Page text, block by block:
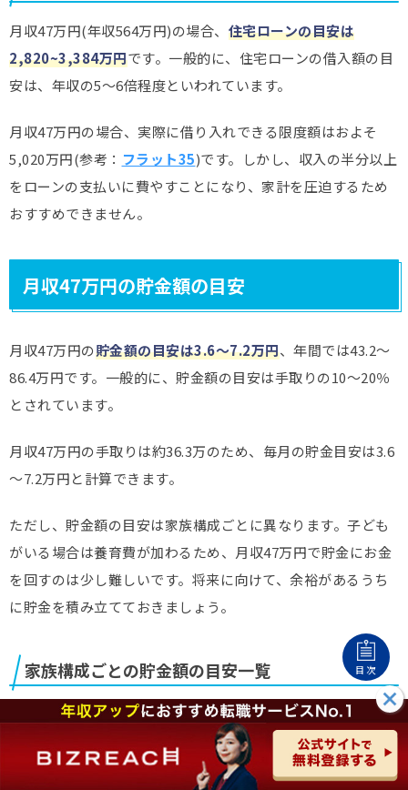
月収47万円(年収564万円)の場合、 住宅ローンの目安は
2,820~3,384万円です。一般的に、住宅ローンの借入額の目
安は、年収の5～6倍程度といわれています。
月収47万円の場合、実際に借り入れできる限度額はおよそ
5,020万円(参考： フラット35)です。しかし、収入の半分以上
をローンの支払いに費やすことになり、家計を圧迫するため
おすすめできません。
月収47万円の貯金額の目安
月収47万円の貯金額の目安は3.6～7.2万円、年間では43.2～
86.4万円です。一般的に、貯金額の目安は手取りの10～20％
とされています。
月収47万円の手取りは約36.3万のため、毎月の貯金目安は3.6
～7.2万円と計算できます。
ただし、貯金額の目安は家族構成ごとに異なります。子ども
がいる場合は養育費が加わるため、月収47万円で貯金にお金
を回すのは少し難しいです。将来に向けて、余裕があるうち
に貯金を積み立てておきましょう。
家族構成ごとの貯金額の目安一覧
毎月の貯金額目安
実家暮らし
195,000円
目次